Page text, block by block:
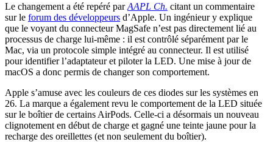
Le changement a été repéré parAAPL Ch. citant un commentaire
sur le forum des développeurs d’Apple. Un ingénieur y explique
que le voyant du connecteur MagSafe n’est pas directement lié au
processus de charge lui-même : il est contrôlé séparément par le
Mac, via un protocole simple intégré au connecteur. Il est utilisé
pour identifier l’adaptateur et piloter la LED. Une mise à jour de
macOS a donc permis de changer son comportement.
Apple s’amuse avec les couleurs de ces diodes sur les systèmes en
26. La marque a également revu le comportement de la LED située
sur le boîtier de certains AirPods. Celle-ci a désormais un nouveau
clignotement en début de charge et gagné une teinte jaune pour la
recharge des oreillettes (et non seulement du boîtier).